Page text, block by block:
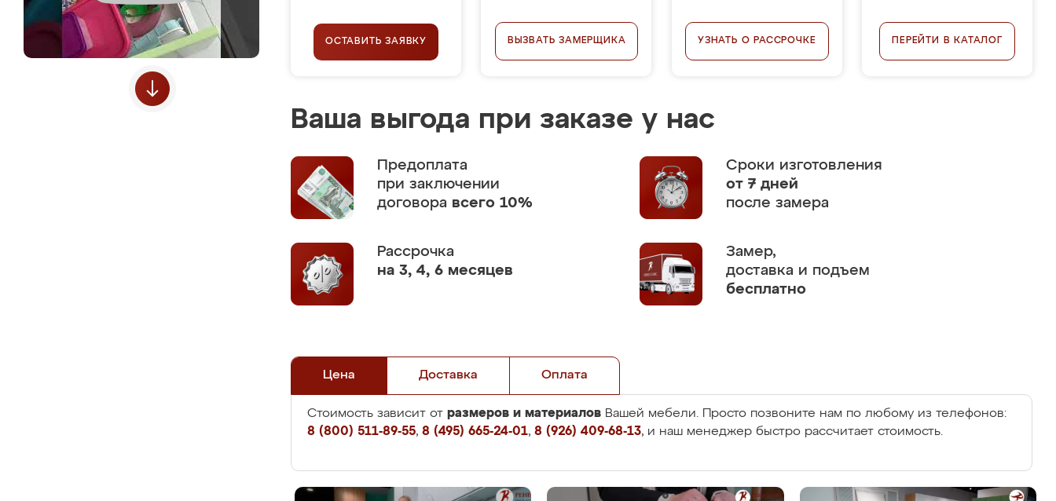
ОСТАВИТЬ ЗАЯВКУ ВЫЗВАТЬ ЗАМЕРЩИКА УЗНАТЬ О РАССРОЧКЕ ПЕРЕЙТИ В КАТАЛОГ
Ваша выгода при заказе у нас
Предоплата
при заключении
договора всего 10%
Сроки изготовления
от 7 дней
после замера
Рассрочка
на 3, 4, 6 месяцев
Замер,
доставка и подъем
бесплатно
Цена Доставка Оплата
Стоимость зависит от размеров и материалов Вашей мебели. Просто позвоните нам по любому из телефонов:
8 (800) 511-89-55, 8 (495) 665-24-01, 8 (926) 409-68-13, и наш менеджер быстро рассчитает стоимость.